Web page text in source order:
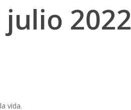
2022
vida.